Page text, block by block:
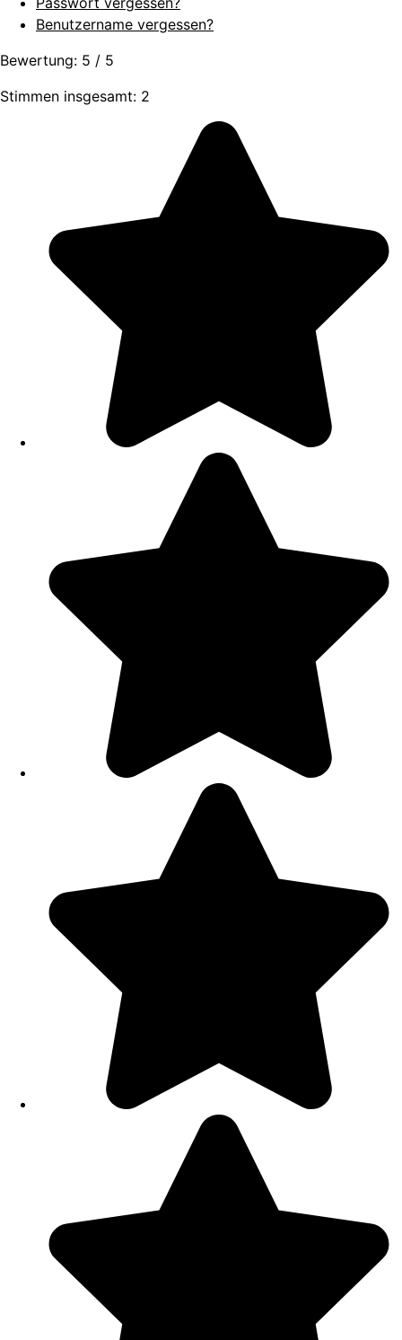
Benutzername vergessen?
Bewertung: 5 / 5
Stimmen insgesamt: 2